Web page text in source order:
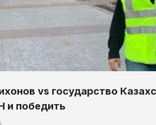
vs государство
и победить